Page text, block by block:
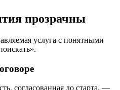
прозрачны
услуга с понятными
согласованная до старта, —